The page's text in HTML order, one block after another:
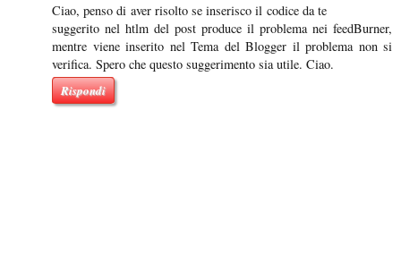
Ciao, penso di aver risolto se inserisco il codice da te
suggerito nel htlm del post produce il problema nei feedBurner,
mentre viene inserito nel Tema del Blogger il problema non si
verifica. Spero che questo suggerimento sia utile. Ciao.
Rispondi